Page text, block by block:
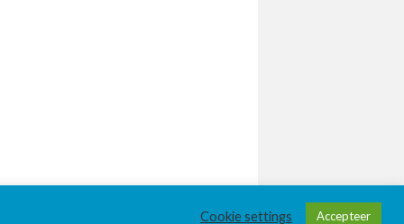
Cookie settings Accepteer